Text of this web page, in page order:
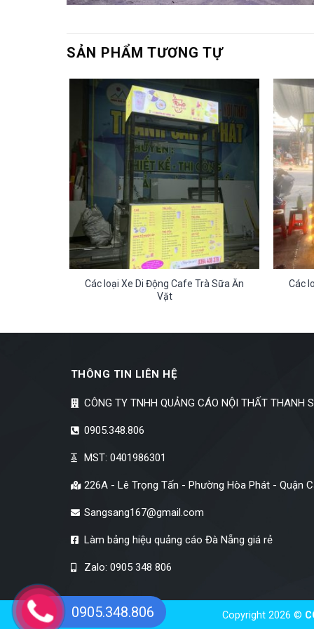
SẢN PHẨM TƯƠNG TỰ
Các loại Xe Di Động Cafe Trà Sữa Ăn
Vặt
Các
THÔNG TIN LIÊN HỆ
CÔNG TY TNHH QUẢNG CÁO NỘI THẤT THANH
0905.348.806
MST: 0401986301
226A - Lê Trọng Tấn - Phường Hòa Phát - Quận
Sangsang167@gmail.com
Làm bảng hiệu quảng cáo Đà Nẵng giá rẻ
Zalo: 0905 348 806
Copyright 2026 ©
0905.348.806